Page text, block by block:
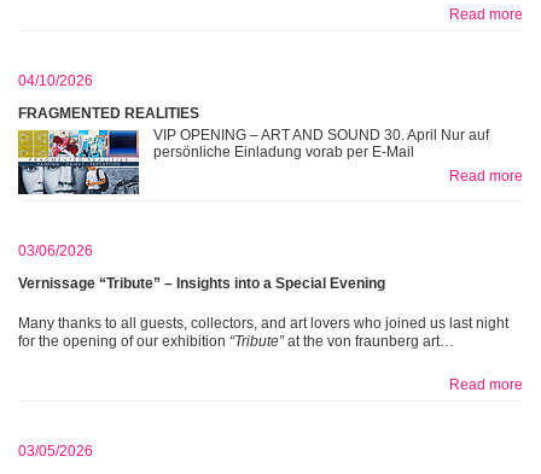
Read more
04/10/2026
FRAGMENTED REALITIES
VIP OPENING – ART AND SOUND 30. April Nur auf
persönliche Einladung vorab per E-Mail
Read more
03/06/2026
Vernissage “Tribute” – Insights into a Special Evening
Many thanks to all guests, collectors, and art lovers who joined us last night
for the opening of our exhibition “Tribute”at the von fraunberg art…
Read more
03/05/2026